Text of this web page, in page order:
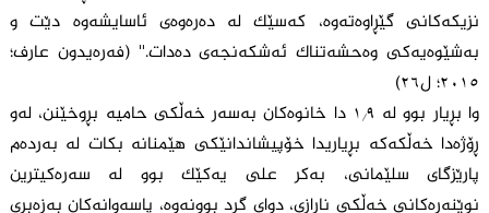
نزیکەکانی گێڕاوەتەوە، کەسێک لە دەرەوەی ئاسایشەوە دێت و
بەشێوەیەکی وەحشەتناک ئەشکەنجەی دەدات.'' (فەرەیدون عارف؛
٢٠١٥؛ ل٢٦)
وا بڕیار بوو لە ١/٩ دا خانوەکان بەسەر خەڵکی حامیە بڕوخێنن، لەو
ڕۆژەدا خەڵکەکە بڕیاریدا خۆپیشاندانێکی هێمنانە بکات لە بەردەم
پارێزگای سلێمانی، بەکر علی یەکێک بوو لە سەرەکیترین
نوێنەرەکانی خەڵکی ناڕازی، دوای گرد بوونەوە، پاسەوانەکان بەزەبری